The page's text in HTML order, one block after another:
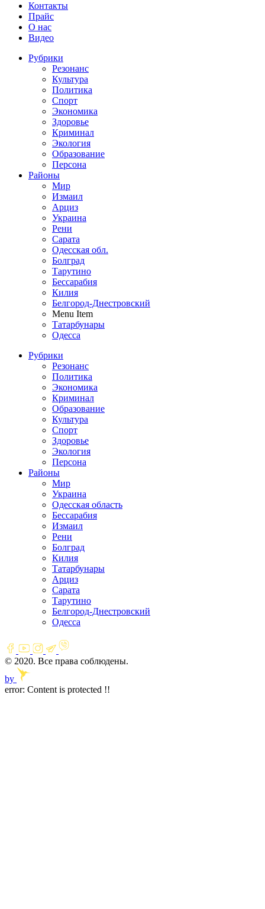
Контакты
Прайс
О нас
Видео
Рубрики
Резонанс
Культура
Политика
Спорт
Экономика
Здоровье
Криминал
Экология
Образование
Персона
Районы
Мир
Измаил
Арциз
Украина
Рени
Сарата
Одесская обл.
Болград
Тарутино
Бессарабия
Килия
Белгород-Днестровский
Menu Item
Татарбунары
Одесса
Рубрики
Резонанс
Политика
Экономика
Криминал
Образование
Культура
Спорт
Здоровье
Экология
Персона
Районы
Мир
Украина
Одесская область
Бессарабия
Измаил
Рени
Болград
Килия
Татарбунары
Арциз
Сарата
Тарутино
Белгород-Днестровский
Одесса
© 2020. Все права соблюдены.
by
error: Content is protected !!